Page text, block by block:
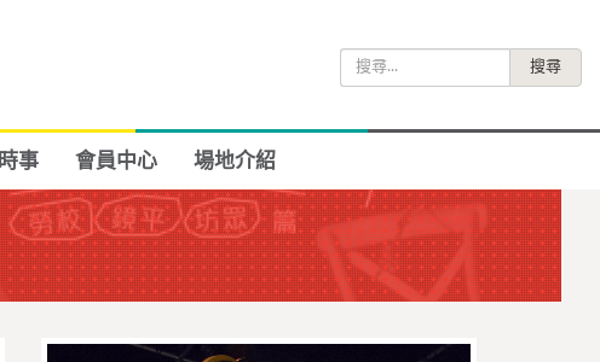
尋
時事 會員中心 場地介紹